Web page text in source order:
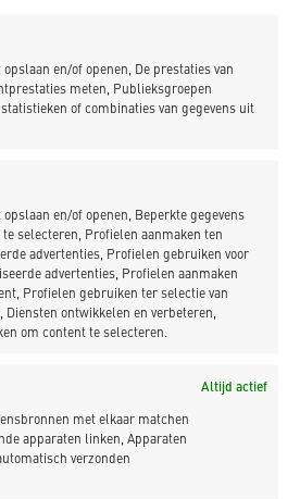
opslaan en/of openen, De prestaties van
meten, Publieksgroepen
of combinaties van gegevens uit
opslaan en/of openen, Beperkte gegevens
selecteren, Profielen aanmaken ten
advertenties, Profielen gebruiken voor
advertenties, Profielen aanmaken
Profielen gebruiken ter selectie van
Diensten ontwikkelen en verbeteren,
om content te selecteren.
Altijd actief
met elkaar matchen
apparaten linken, Apparaten
verzonden
klik is, wordt het lastig en gaan
match met een andere
bieden we onze leermeesters meer
werknemers beter te kunnen
Naast het leren van een vak,
meer dan alleen de klus
over de vloer, communiceert
van alle cursussen gericht op
zetten wij TMA en Insights in als
én teamontwikkeling. Zo
traineeship ontwikkeld voor hoger
pakken zij onder begeleiding van
rollen op. Denk aan
werkverwerving en
zij waar hun talenten liggen, waar